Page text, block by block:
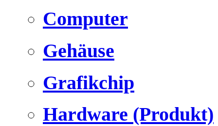
Computer
Gehäuse
Grafikchip
Hardware (Produkt)